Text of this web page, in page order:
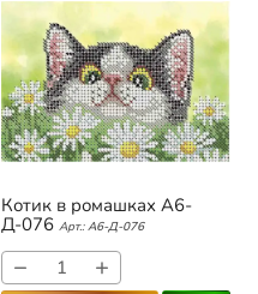
Котик в ромашках А6-
Д-076 Арт.: А6-Д-076
− +